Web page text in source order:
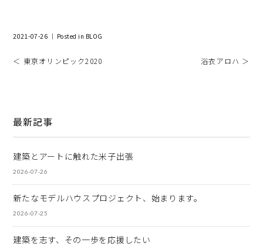
2021-07-26 ｜ Posted in BLOG
＜ 東京オリンピック2020 浴衣アロハ ＞
最新記事
建築とアートに触れた米子出張
2026-07-26
新たなモデルハウスプロジェクト、始まります。
2026-07-25
建築を志す、その一歩を応援したい